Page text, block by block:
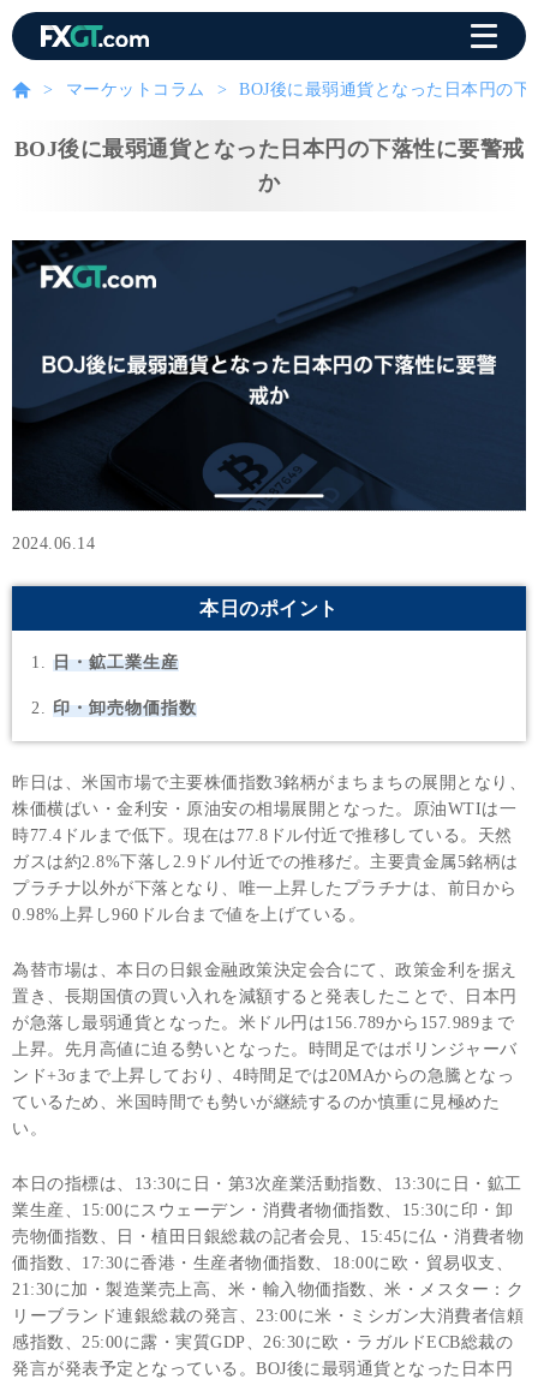
マーケットコラム BOJ後に最弱通貨となった日本円の下
BOJ後に最弱通貨となった日本円の下落性に要警戒
か
2024.06.14
本日のポイント
日・鉱工業生産
印・卸売物価指数
昨日は、米国市場で主要株価指数3銘柄がまちまちの展開となり、
株価横ばい・金利安・原油安の相場展開となった。原油WTIは一
時77.4ドルまで低下。現在は77.8ドル付近で推移している。天然
ガスは約2.8%下落し2.9ドル付近での推移だ。主要貴金属5銘柄は
プラチナ以外が下落となり、唯一上昇したプラチナは、前日から
0.98%上昇し960ドル台まで値を上げている。
為替市場は、本日の日銀金融政策決定会合にて、政策金利を据え
置き、長期国債の買い入れを減額すると発表したことで、日本円
が急落し最弱通貨となった。米ドル円は156.789から157.989まで
上昇。先月高値に迫る勢いとなった。時間足ではボリンジャーバ
ンド+3σまで上昇しており、4時間足では20MAからの急騰となっ
ているため、米国時間でも勢いが継続するのか慎重に見極めた
い。
本日の指標は、13:30に日・第3次産業活動指数、13:30に日・鉱工
業生産、15:00にスウェーデン・消費者物価指数、15:30に印・卸
売物価指数、日・植田日銀総裁の記者会見、15:45に仏・消費者物
価指数、17:30に香港・生産者物価指数、18:00に欧・貿易収支、
21:30に加・製造業売上高、米・輸入物価指数、米・メスター：ク
リーブランド連銀総裁の発言、23:00に米・ミシガン大消費者信頼
感指数、25:00に露・実質GDP、26:30に欧・ラガルドECB総裁の
発言が発表予定となっている。BOJ後に最弱通貨となった日本円